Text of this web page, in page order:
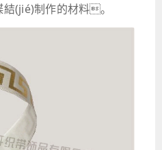
制作的材料。